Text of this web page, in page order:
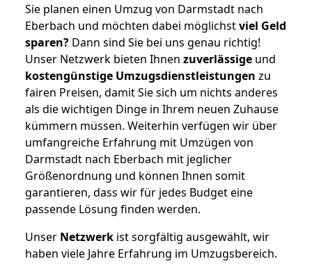
Sie planen einen Umzug von Darmstadt nach
Eberbach und möchten dabei möglichstviel Geld
sparen? Dann sind Sie bei uns genau richtig!
Unser Netzwerk bieten Ihnen zuverlässige und
kostengünstige Umzugsdienstleistungen zu
fairen Preisen, damit Sie sich um nichts anderes
als die wichtigen Dinge in Ihrem neuen Zuhause
kümmern müssen. Weiterhin verfügen wir über
umfangreiche Erfahrung mit Umzügen von
Darmstadt nach Eberbach mit jeglicher
Größenordnung und können Ihnen somit
garantieren, dass wir für jedes Budget eine
passende Lösung finden werden.
Unser Netzwerk ist sorgfältig ausgewählt, wir
haben viele Jahre Erfahrung im Umzugsbereich.